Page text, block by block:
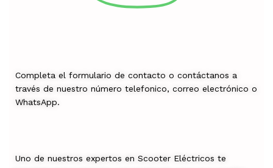
Completa el formulario de contacto o contáctanos a
través de nuestro número telefonico, correo electrónico o
WhatsApp.
Uno de nuestros expertos en Scooter Eléctricos te